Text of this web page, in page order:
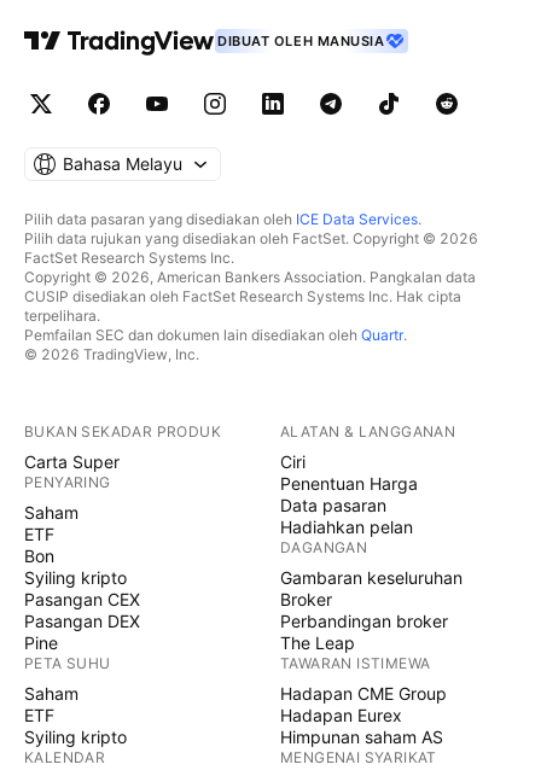
DIBUAT OLEH MANUSIA
Bahasa Melayu
Pilih data pasaran yang disediakan oleh ICE Data Services.
Pilih data rujukan yang disediakan oleh FactSet. Copyright © 2026
FactSet Research Systems Inc.
Copyright © 2026, American Bankers Association. Pangkalan data
CUSIP disediakan oleh FactSet Research Systems Inc. Hak cipta
terpelihara.
Pemfailan SEC dan dokumen lain disediakan oleh Quartr.
© 2026 TradingView, Inc.
BUKAN SEKADAR PRODUK
Carta Super
PENYARING
Saham
ETF
Bon
Syiling kripto
Pasangan CEX
Pasangan DEX
Pine
PETA SUHU
Saham
ETF
Syiling kripto
KALENDAR
ALATAN & LANGGANAN
Ciri
Penentuan Harga
Data pasaran
Hadiahkan pelan
DAGANGAN
Gambaran keseluruhan
Broker
Perbandingan broker
The Leap
TAWARAN ISTIMEWA
Hadapan CME Group
Hadapan Eurex
Himpunan saham AS
MENGENAI SYARIKAT